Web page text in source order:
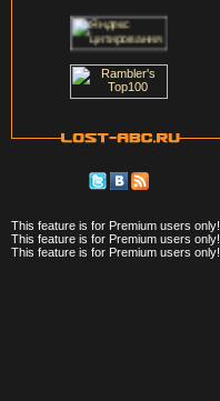
This feature is for Premium users only!
This feature is for Premium users only!
This feature is for Premium users only!